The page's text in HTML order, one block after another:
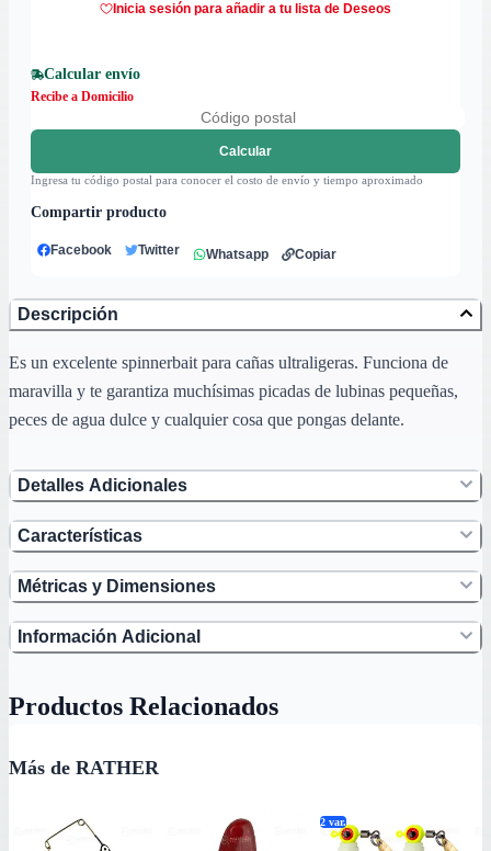
Inicia sesión para añadir a tu lista de Deseos
Calcular envío
Recibe a Domicilio
Calcular
Ingresa tu código postal para conocer el costo de envío y tiempo aproximado
Compartir producto
Facebook Twitter Whatsapp Copiar
Descripción
Es un excelente spinnerbait para cañas ultraligeras. Funciona de
maravilla y te garantiza muchísimas picadas de lubinas pequeñas,
peces de agua dulce y cualquier cosa que pongas delante.
Detalles Adicionales
Características
Métricas y Dimensiones
Información Adicional
Productos Relacionados
Más de RATHER
2 var.